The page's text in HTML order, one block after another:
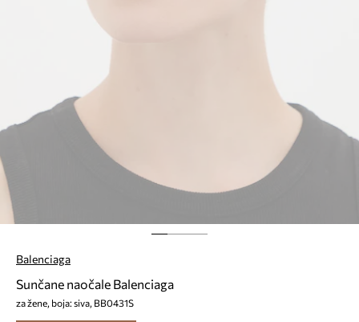
Balenciaga
Sunčane naočale Balenciaga
za žene, boja: siva, BB0431S